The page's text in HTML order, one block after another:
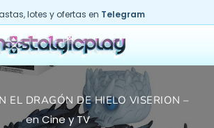
lotes y ofertas en Telegram
EL DRAGÓN DE HIELO VISERION –
OF THRONES POP! RIDES
enCine y TV